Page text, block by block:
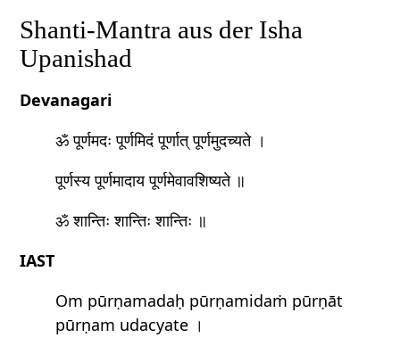
Shanti-Mantra aus der Isha
Upanishad
Devanagari
ॐ पूर्णमदः पूर्णमिदं पूर्णात् पूर्णमुदच्यते ।
पूर्णस्य पूर्णमादाय पूर्णमेवावशिष्यते ॥
ॐ शान्तिः शान्तिः शान्तिः ॥
IAST
Om pūrṇamadaḥ pūrṇamidaṁ pūrṇāt
pūrṇam udacyate ।